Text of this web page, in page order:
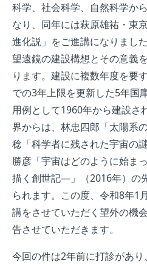
科学、社会科学、自然科学か
なり、同年には萩原雄祐・東
進化説」をご進講になりまし
望遠鏡の建設構想とその意義
ります。建設に複数年度を要
での3年上限を更新した5年国
用例として1960年から建設さ
界からは、林忠四郎「太陽系
稔「科学者に残された宇宙の
勝彦「宇宙はどのように始ま
描く創世記―」（2016年）の
られます。この度、令和8年1
講をさせていただく望外の機
告させていただきます。
今回の件は2年前に打診があ